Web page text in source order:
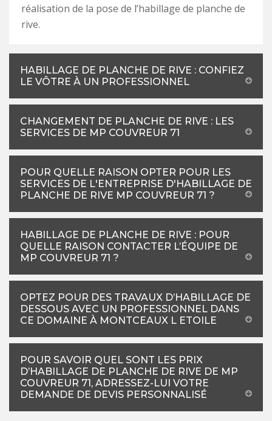
réalisation de la pose de l’habillage de planche de
rive.
HABILLAGE DE PLANCHE DE RIVE : CONFIEZ
LE VÔTRE À UN PROFESSIONNEL
CHANGEMENT DE PLANCHE DE RIVE : LES
SERVICES DE MP COUVREUR 71
POUR QUELLE RAISON OPTER POUR LES
SERVICES DE L'ENTREPRISE D'HABILLAGE DE
PLANCHE DE RIVE MP COUVREUR 71 ?
HABILLAGE DE PLANCHE DE RIVE : POUR
QUELLE RAISON CONTACTER L’ÉQUIPE DE
MP COUVREUR 71 ?
OPTEZ POUR DES TRAVAUX D’HABILLAGE DE
DESSOUS AVEC UN PROFESSIONNEL DANS
CE DOMAINE À MONTCEAUX L ETOILE
POUR SAVOIR QUEL SONT LES PRIX
D’HABILLAGE DE PLANCHE DE RIVE DE MP
COUVREUR 71, ADRESSEZ-LUI VOTRE
DEMANDE DE DEVIS PERSONNALISÉ